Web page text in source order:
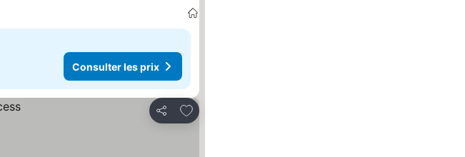
Consulter les prix
Partager
Ajouter à mes favoris